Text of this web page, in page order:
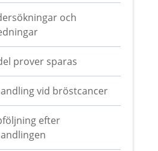
och
prover sparas
vid bröstcancer
efter